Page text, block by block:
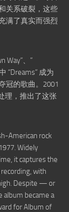
关系破裂，这些
满了真实而强烈
Way”、”
“Dreams” 成为
冠的歌曲。2001
理，推出了这张
American rock
Widely
it captures the
with
Despite — or
album became a
for Album of